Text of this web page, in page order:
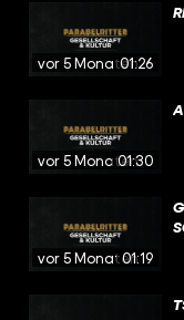
vor 5 Monaten01:26
vor 5 Monaten
01:30
vor 5 Monaten01:19